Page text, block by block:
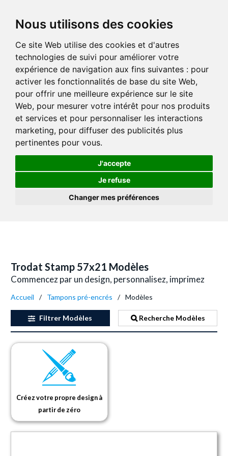
Nous utilisons des cookies
Ce site Web utilise des cookies et d'autres
technologies de suivi pour améliorer votre
expérience de navigation aux fins suivantes : pour
activer les fonctionnalités de base du site Web,
pour offrir une meilleure expérience sur le site
Web, pour mesurer votre intérêt pour nos produits
et services et pour personnaliser les interactions
marketing, pour diffuser des publicités plus
pertinentes pour vous.
J'accepte
Je refuse
Changer mes préférences
Trodat Stamp 57x21 Modèles
Commencez par un design, personnalisez, imprimez
Accueil Tampons pré-encrés Modèles
Filtrer Modèles Recherche Modèles
Créez votre propre design à
partir de zéro